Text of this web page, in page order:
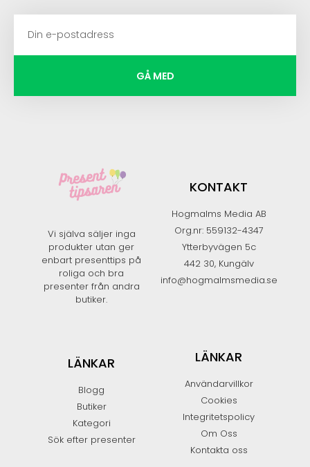
GÅ MED
Vi själva säljer inga
produkter utan ger
enbart presenttips på
roliga och bra
presenter från andra
butiker.​
KONTAKT
Hogmalms Media AB
Org.nr: 559132-4347
Ytterbyvägen 5c
442 30, Kungälv
info@hogmalmsmedia.se
LÄNKAR
Blogg
Butiker
Kategori
Sök efter presenter
LÄNKAR
Användarvillkor
Cookies
Integritetspolicy
Om Oss
Kontakta oss